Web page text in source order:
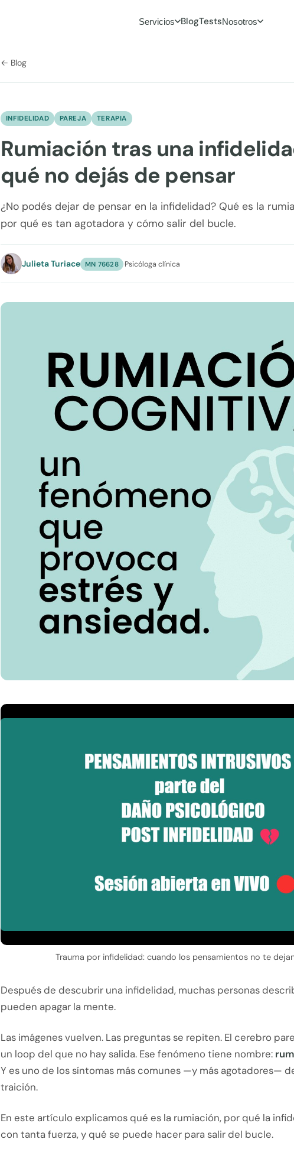
Servicios BlogTestsNosotros
← Blog
INFIDELIDAD PAREJA TERAPIA
Rumiación tras una
qué no dejás de pensar
¿No podés dejar de pensar en la infidelidad? Qué es la
por qué es tan agotadora y cómo salir del bucle.
Julieta Turiace MN 76628 ·Psicóloga clínica
Trauma por infidelidad: cuando los pensamientos no te
Después de descubrir una infidelidad, muchas personas
pueden apagar la mente.
Las imágenes vuelven. Las preguntas se repiten. El cerebro
un loop del que no hay salida. Ese fenómeno tiene nombre:
Y es uno de los síntomas más comunes —y más agotadores—
traición.
En este artículo explicamos qué es la rumiación, por qué la
con tanta fuerza, y qué se puede hacer para salir del bucle.